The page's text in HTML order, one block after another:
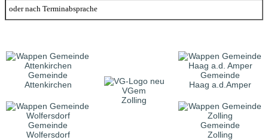
oder nach Terminabsprache
Gemeinde
Attenkirchen
VGem
Zolling
Gemeinde
Haag a.d.Amper
Gemeinde
Wolfersdorf
Gemeinde
Zolling